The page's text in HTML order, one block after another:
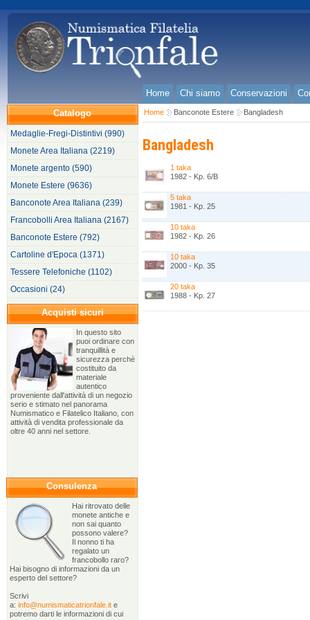
Home Chi siamo Conservazioni
Catalogo
Medaglie-Fregi-Distintivi (990)
Monete Area Italiana (2219)
Monete argento (590)
Monete Estere (9636)
Banconote Area Italiana (239)
Francobolli Area Italiana (2167)
Banconote Estere (792)
Cartoline d'Epoca (1371)
Tessere Telefoniche (1102)
Occasioni (24)
Acquisti sicuri
In questo sito
puoi ordinare con
tranquillità e
sicurezza perchè
costituito da
materiale
autentico
proveniente dall'attività di un negozio
serio e stimato nel panorama
Numismatico e Filatelico Italiano, con
attività di vendita professionale da
oltre 40 anni nel settore.
Consulenza
Hai ritrovato delle
monete antiche e
non sai quanto
possono valere?
Il nonno ti ha
regalato un
francobollo raro?
Hai bisogno di informazioni da un
esperto del settore?
Scrivi
a: info@numismaticatrionfale.it e
potremo darti le informazioni di cui
Home Banconote Estere Bangladesh
Bangladesh
1 taka
1982 - Kp. 6/B
5 taka
1981 - Kp. 25
10 taka
1982 - Kp. 26
10 taka
2000 - Kp. 35
20 taka
1988 - Kp. 27